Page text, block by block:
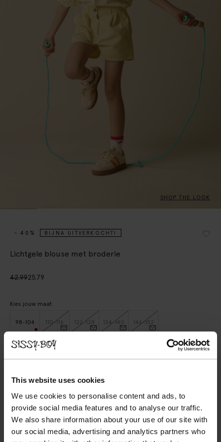
This website uses cookies
We use cookies to personalise content and ads, to
provide social media features and to analyse our traffic.
We also share information about your use of our site with
our social media, advertising and analytics partners who
SHOP THE LOOK
- 40% BIJNA UITVERKOCHT!
Lichtgele blouse met broderie
42.9925.79
Kies jouw maat
98-104 110-116 122-128 134-140 146-152
IN WINKELMAND
BEKIJK WINKELVOORRAAD
Gratis verzending naar winkel
Achteraf betalen
Snelle levering